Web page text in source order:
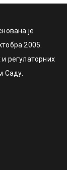
је
2005.
регулаторних
Саду.